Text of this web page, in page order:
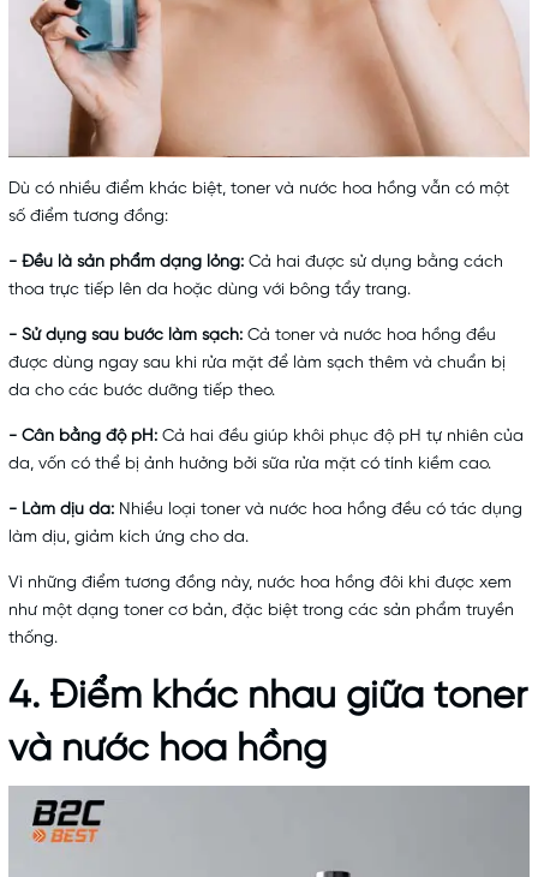
Dù có nhiều điểm khác biệt, toner và nước hoa hồng vẫn có một
số điểm tương đồng:
- Đều là sản phẩm dạng lỏng: Cả hai được sử dụng bằng cách
thoa trực tiếp lên da hoặc dùng với bông tẩy trang.
- Sử dụng sau bước làm sạch: Cả toner và nước hoa hồng đều
được dùng ngay sau khi rửa mặt để làm sạch thêm và chuẩn bị
da cho các bước dưỡng tiếp theo.
- Cân bằng độ pH: Cả hai đều giúp khôi phục độ pH tự nhiên của
da, vốn có thể bị ảnh hưởng bởi sữa rửa mặt có tính kiềm cao.
- Làm dịu da: Nhiều loại toner và nước hoa hồng đều có tác dụng
làm dịu, giảm kích ứng cho da.
Vì những điểm tương đồng này, nước hoa hồng đôi khi được xem
như một dạng toner cơ bản, đặc biệt trong các sản phẩm truyền
thống.
4. Điểm khác nhau giữa toner
và nước hoa hồng